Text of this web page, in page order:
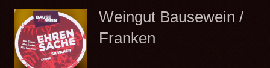
Weingut Bausewein /
Franken